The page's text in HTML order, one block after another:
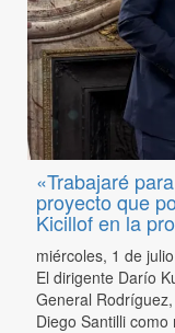
«Trabajaré
proyecto que
Kicillof en la
miércoles, 1 de
El dirigente Darío
General
Diego Santilli